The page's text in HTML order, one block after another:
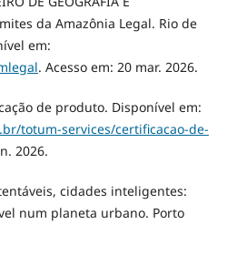
da Amazônia Legal. Rio de
em:
. Acesso em: 20 mar. 2026.
de produto. Disponível em:
totum-services/certificacao-de-
2026.
cidades inteligentes:
num planeta urbano. Porto